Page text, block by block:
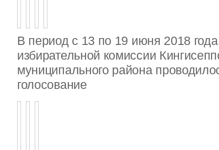
В период с 13 по 19 июня 2018
избирательной комиссии
муниципального района
голосование